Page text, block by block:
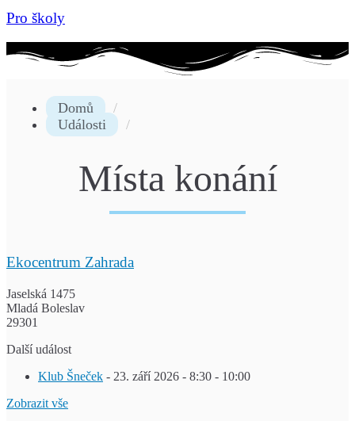
Pro školy
Domů
Události
Místa konání
Ekocentrum Zahrada
Jaselská 1475
Mladá Boleslav
29301
Další událost
Klub Šneček - 23. září 2026 - 8:30 - 10:00
Zobrazit vše